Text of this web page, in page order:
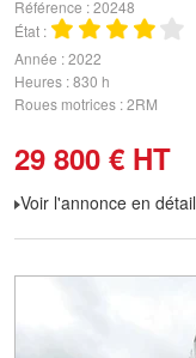
Référence 20248
État
Année 2022
Heures 830 h
Roues motrices 2RM
29 800 € HT
Voir l'annonce en détail